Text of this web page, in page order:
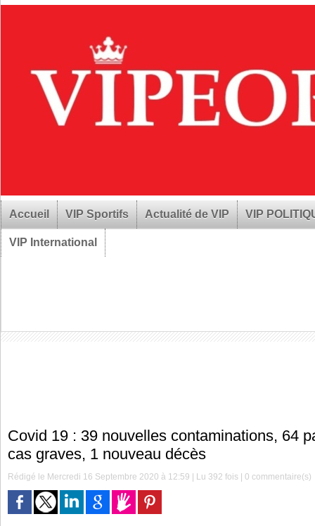
Accueil VIP Sportifs Actualité de VIP VIP
VIP International
Covid 19 : 39 nouvelles contaminations, 64
cas graves, 1 nouveau décès
Rédigé le Mercredi 16 Septembre 2020 à 12:59 | Lu 392 fois |0 commentaire(s)